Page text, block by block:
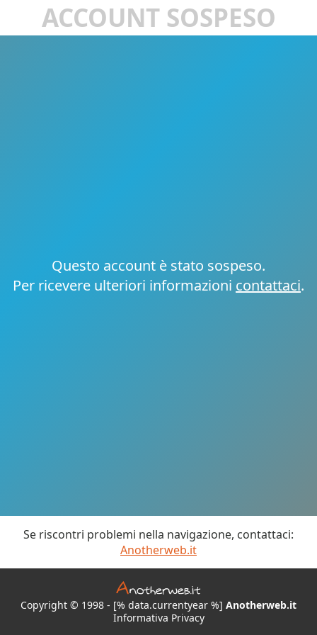
ACCOUNT SOSPESO
Questo account è stato sospeso.
Per ricevere ulteriori informazioni contattaci.
Se riscontri problemi nella navigazione, contattaci:
Anotherweb.it
Copyright © 1998 - [% data.currentyear %] Anotherweb.it
Informativa Privacy